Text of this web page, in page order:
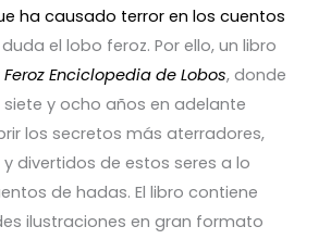
ha causado terror en los cuentos
el lobo feroz. Por ello, un libro
Feroz Enciclopedia de Lobos, donde
y ocho años en adelante
los secretos más aterradores,
divertidos de estos seres a lo
de hadas. El libro contiene
ilustraciones en gran formato